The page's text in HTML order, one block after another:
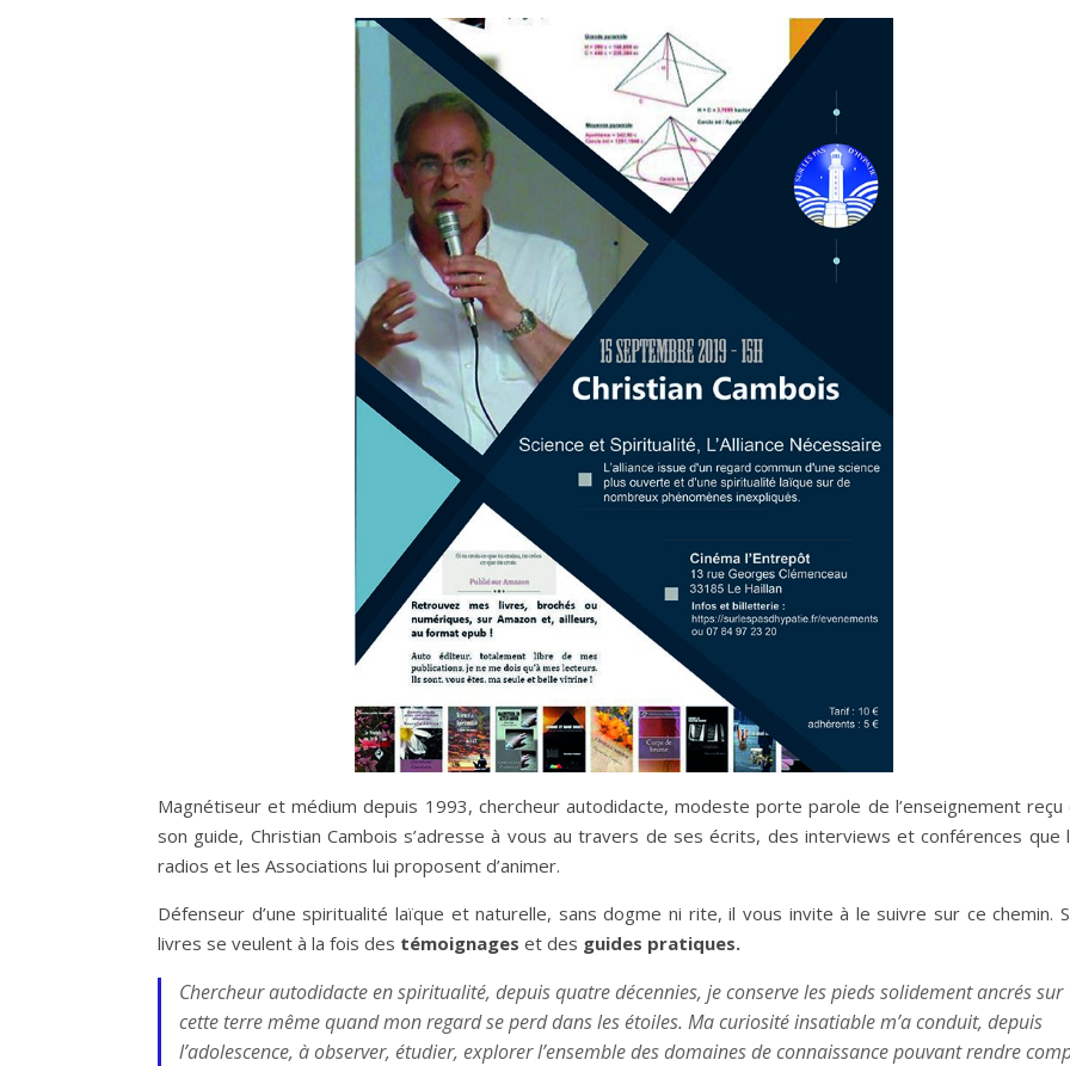
Magnétiseur et médium depuis 1993, chercheur autodidacte, modeste porte parole de l’enseignement reçu
son guide, Christian Cambois s’adresse à vous au travers de ses écrits, des interviews et conférences que
radios et les Associations lui proposent d’animer.
Défenseur d’une spiritualité laïque et naturelle, sans dogme ni rite, il vous invite à le suivre sur ce chemin.
livres se veulent à la fois des témoignages et des guides pratiques.
Chercheur autodidacte en spiritualité, depuis quatre décennies, je conserve les pieds solidement ancrés sur
cette terre même quand mon regard se perd dans les étoiles. Ma curiosité insatiable m’a conduit, depuis
l’adolescence, à observer, étudier, explorer l’ensemble des domaines de connaissance pouvant rendre